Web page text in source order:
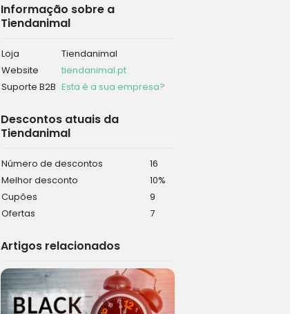
Informação sobre a
Tiendanimal
Loja
Tiendanimal
Website
tiendanimal.pt
Suporte B2B Esta é a sua empresa?
Descontos atuais da
Tiendanimal
Número de descontos
16
Melhor desconto
10%
Cupões
9
Ofertas
7
Artigos relacionados